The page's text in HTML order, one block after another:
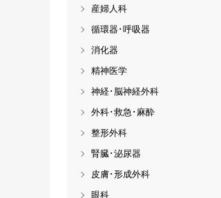
産婦人科
循環器･呼吸器
消化器
精神医学
神経･脳神経外科
外科･救急･麻酔
整形外科
腎臓･泌尿器
皮膚･形成外科
眼科